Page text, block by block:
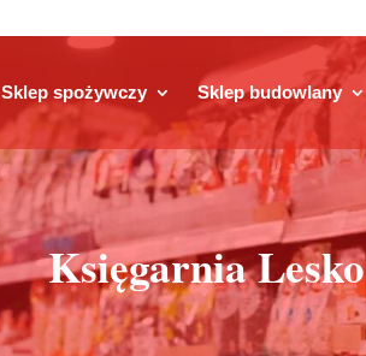
Sklep spożywczy Sklep budowlany
Księgarnia Lesko